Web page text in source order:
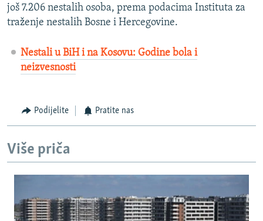
još 7.206 nestalih osoba, prema podacima Instituta za
traženje nestalih Bosne i Hercegovine.
Nestali u BiH i na Kosovu: Godine bola i
neizvesnosti
Podijelite Pratite nas
Više priča